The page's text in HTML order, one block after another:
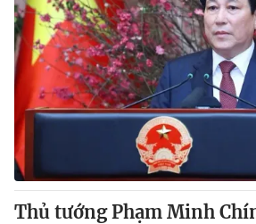
Thủ tướng Phạm Minh